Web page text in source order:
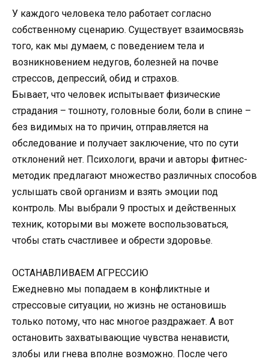
У каждого человека тело работает согласно
собственному сценарию. Существует взаимосвязь
того, как мы думаем, с поведением тела и
возникновением недугов, болезней на почве
стрессов, депрессий, обид и страхов.
Бывает, что человек испытывает физические
страдания – тошноту, головные боли, боли в спине –
без видимых на то причин, отправляется на
обследование и получает заключение, что по сути
отклонений нет. Психологи, врачи и авторы фитнес-
методик предлагают множество различных способов
услышать свой организм и взять эмоции под
контроль. Мы выбрали 9 простых и действенных
техник, которыми вы можете воспользоваться,
чтобы стать счастливее и обрести здоровье.
ОСТАНАВЛИВАЕМ АГРЕССИЮ
Ежедневно мы попадаем в конфликтные и
стрессовые ситуации, но жизнь не остановишь
только потому, что нас многое раздражает. А вот
остановить захватывающие чувства ненависти,
злобы или гнева вполне возможно. После чего